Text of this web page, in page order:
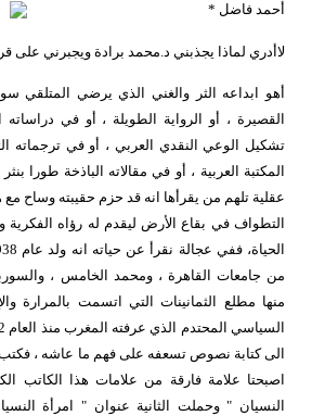
أحمد فاضل *
لاأدري لماذا يجذبني د.محمد برادة ويجبرني على
أهو ابداعه الثر والغني الذي يرضي المتلقي
القصيرة ، أو الرواية الطويلة ، أو في
تشكيل الوعي النقدي العربي ، أو في ترجماته
المكتبة العربية ، أو في مقالاته الباذخة طورا
عقلية تلهم من يقرأها انه قد حزم حقيبته وساح مع
التطواف في بقاع الأرض ليقدم له رؤاه الفكرية
من جامعات القاهرة ، ومحمد الخامس ،
منها مطلع الثمانينات التي اتسمت بالمرارة
الى كتابة نصوص تسعفه على فهم ما عاشه ،
اصبحتا علامة فارقة من علامات هذا الكاتب
النسيان " وحملت الثانية عنوان " امرأة